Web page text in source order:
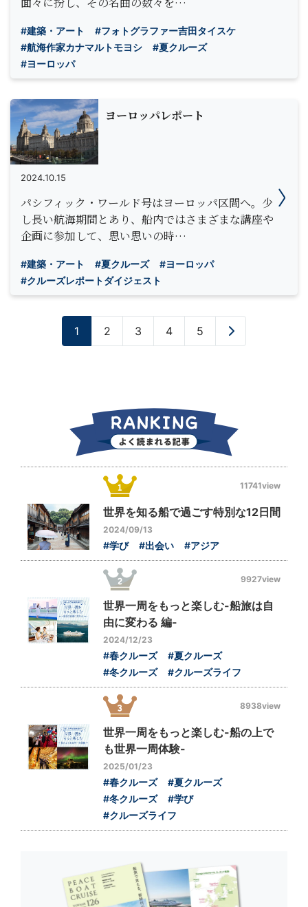
#建築・アート
#フォトグラファー吉田タイスケ
#航海作家カナマルトモヨシ
#夏クルーズ
#ヨーロッパ
ヨーロッパレポート
2024.10.15
パシフィック・ワールド号はヨーロッパ区間へ。少
し長い航海期間とあり、船内ではさまざまな講座や
企画に参加して、思い思いの時…
#建築・アート #夏クルーズ
#ヨーロッパ
#クルーズレポートダイジェスト
1 2 3 4 5 »
11741view
世界を知る船で過ごす特別な12日間
2024/09/13
#学び #出会い #アジア
9927view
世界一周をもっと楽しむ-船旅は自
由に変わる 編-
2024/12/23
#春クルーズ
#夏クルーズ
#冬クルーズ
#クルーズライフ
8938view
世界一周をもっと楽しむ-船の上で
も世界一周体験-
2025/01/23
#春クルーズ
#夏クルーズ
#冬クルーズ
#学び
#クルーズライフ